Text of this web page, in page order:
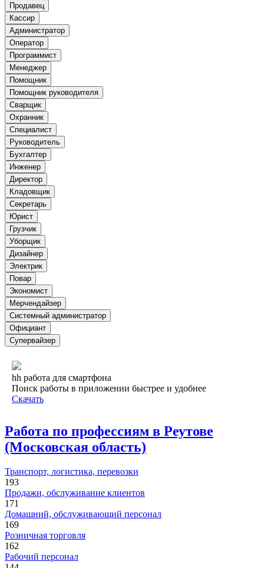
Продавец
Кассир
Администратор
Оператор
Программист
Менеджер
Помощник
Помощник руководителя
Сварщик
Охранник
Специалист
Руководитель
Бухгалтер
Инженер
Директор
Кладовщик
Секретарь
Юрист
Грузчик
Уборщик
Дизайнер
Электрик
Повар
Экономист
Мерчендайзер
Системный администратор
Официант
Супервайзер
hh работа для смартфона
Поиск работы в приложении быстрее и удобнее
Скачать
Работа по профессиям в Реутове
(Московская область)
Транспорт, логистика, перевозки
193
Продажи, обслуживание клиентов
171
Домашний, обслуживающий персонал
169
Розничная торговля
162
Рабочий персонал